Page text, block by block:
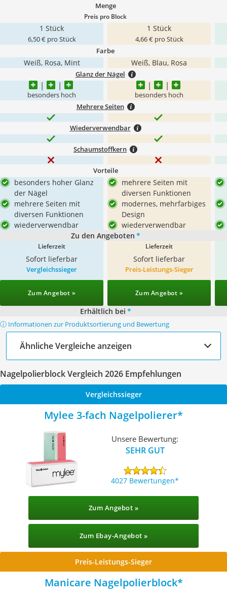
Menge
Preis pro Block
1 Stück
6,50 € pro Stück
1 Stück
4,66 € pro Stück
Farbe
Weiß, Rosa, Mint Weiß, Blau, Rosa
Glanz der Nägel
besonders hoch besonders hoch
Mehrere Seiten
Wiederverwendbar
Schaumstoffkern
Vorteile
besonders hoher Glanz
der Nägel
mehrere Seiten mit
diversen Funktionen
wiederverwendbar
mehrere Seiten mit
diversen Funktionen
modernes, mehrfarbiges
Design
wiederverwendbar
Zu den Angeboten *
Lieferzeit
Sofort lieferbar
Lieferzeit
Sofort lieferbar
Vergleichssieger
Zum Angebot »
Preis-Leistungs-Sieger
Zum Angebot »
Erhältlich bei *
ⓘ Informationen zur Produktsortierung und Bewertung
Ähnliche Vergleiche anzeigen
Nagelpolierblock Vergleich 2026 Empfehlungen
Vergleichssieger
Mylee 3-fach Nagelpolierer
Unsere Bewertung:
SEHR GUT
4027 Bewertungen
Zum Angebot »
Zum Ebay-Angebot »
Preis-Leistungs-Sieger
Manicare Nagelpolierblock